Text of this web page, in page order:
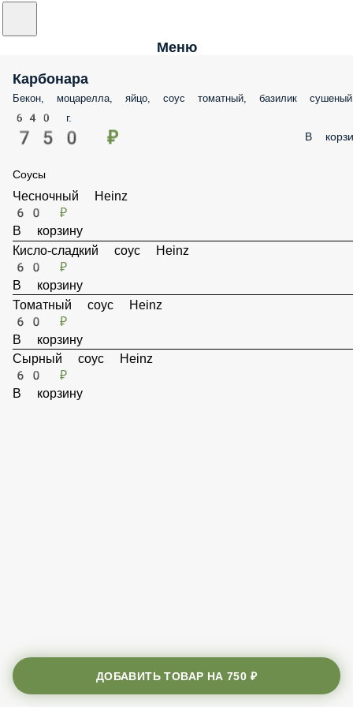
Меню
Карбонара
Бекон, моцарелла, яйцо, соус томатный, базилик сушеный
640 г.
750 ₽ В
Соусы
Чесночный Heinz
60 ₽
В корзину
Кисло-сладкий соус Heinz
60 ₽
В корзину
Томатный соус Heinz
60 ₽
В корзину
Сырный соус Heinz
60 ₽
ДОБАВИТЬ ТОВАР НА750 ₽